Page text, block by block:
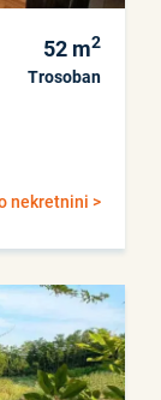
52 m2
Trosoban
nekretnini >